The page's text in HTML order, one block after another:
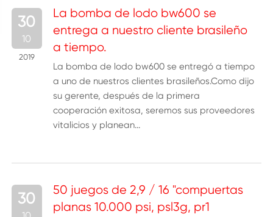
La bomba de lodo bw600 se
entrega a nuestro cliente brasileño
a tiempo.
30
10
2019
La bomba de lodo bw600 se entregó a tiempo
a uno de nuestros clientes brasileños.Como dijo
su gerente, después de la primera
cooperación exitosa, seremos sus proveedores
vitalicios y planean...
50 juegos de 2,9 / 16 "compuertas
planas 10.000 psi, psl3g, pr1
30